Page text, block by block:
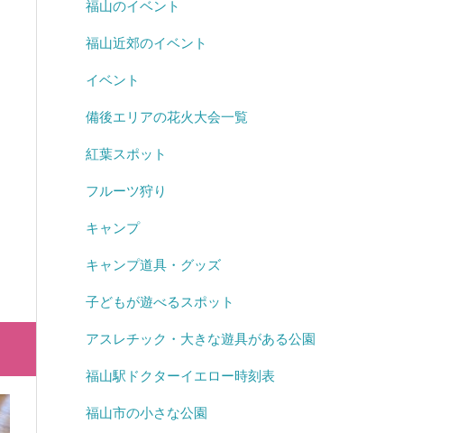
福山のイベント
福山近郊のイベント
イベント
備後エリアの花火大会一覧
紅葉スポット
フルーツ狩り
キャンプ
キャンプ道具・グッズ
子どもが遊べるスポット
アスレチック・大きな遊具がある公園
福山駅ドクターイエロー時刻表
福山市の小さな公園